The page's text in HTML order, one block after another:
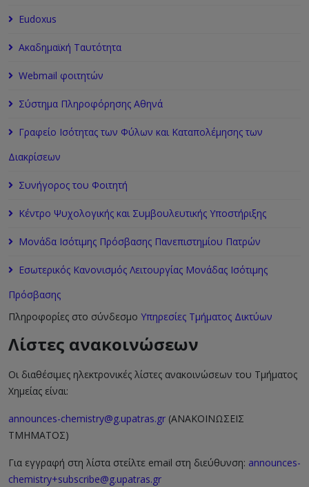
Εudoxus
Ακαδημαϊκή Ταυτότητα
Webmail φοιτητών
Σύστημα Πληροφόρησης Αθηνά
Γραφείο Ισότητας των Φύλων και Καταπολέμησης των
Διακρίσεων
Συνήγορος του Φοιτητή
Κέντρο Ψυχολογικής και Συμβουλευτικής Υποστήριξης
Μονάδα Ισότιμης Πρόσβασης Πανεπιστημίου Πατρών
Εσωτερικός Κανονισμός Λειτουργίας Μονάδας Ισότιμης
Πρόσβασης
Πληροφορίες στο σύνδεσμο Υπηρεσίες Τμήματος Δικτύων
Λίστες ανακοινώσεων
Οι διαθέσιμες ηλεκτρονικές λίστες ανακοινώσεων του Τμήματος
Χημείας είναι:
announces-chemistry@g.upatras.gr (ΑΝΑΚΟΙΝΩΣΕΙΣ
ΤΜΗΜΑΤΟΣ)
Για εγγραφή στη λίστα στείλτε email στη διεύθυνση: announces-
chemistry+subscribe@g.upatras.gr